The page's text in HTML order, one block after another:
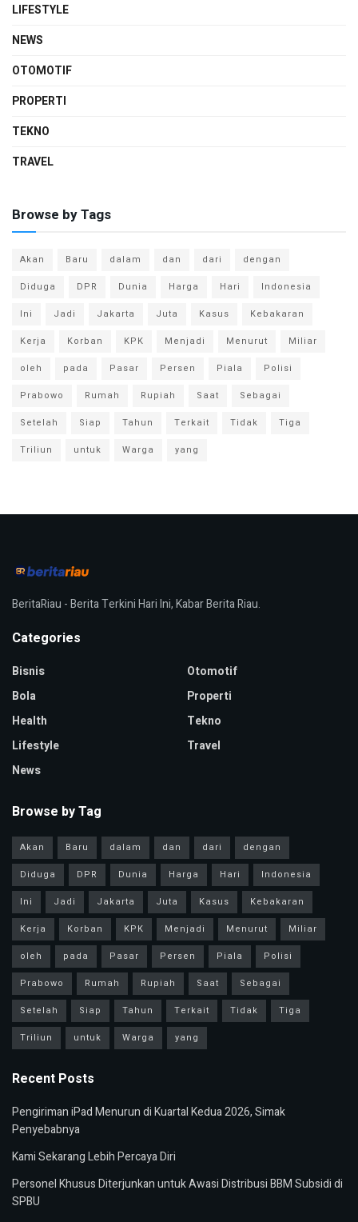
LIFESTYLE
NEWS
OTOMOTIF
PROPERTI
TEKNO
TRAVEL
Browse by Tags
Akan Baru dalam dan dari
dengan
Diduga
DPR Dunia Harga Hari
Indonesia
Ini
Jadi Jakarta Juta Kasus
Kebakaran
Kerja
Korban KPK Menjadi Menurut
Miliar
oleh
pada Pasar Persen Piala
Polisi
Prabowo
Rumah Rupiah Saat
Sebagai
Setelah
Siap Tahun Terkait Tidak
Tiga
Triliun
untuk Warga yang
BeritaRiau - Berita Terkini Hari Ini, Kabar Berita Riau.
Categories
Bisnis
Bola
Health
Lifestyle
News
Otomotif
Properti
Tekno
Travel
Browse by Tag
Akan Baru dalam dan dari
dengan
Diduga
DPR Dunia Harga Hari
Indonesia
Ini
Jadi Jakarta Juta Kasus
Kebakaran
Kerja
Korban KPK Menjadi Menurut
Miliar
oleh
pada Pasar Persen Piala
Polisi
Prabowo
Rumah Rupiah Saat
Sebagai
Setelah
Siap Tahun Terkait Tidak
Tiga
Triliun
untuk Warga yang
Recent Posts
Pengiriman iPad Menurun di Kuartal Kedua 2026, Simak
Penyebabnya
Kami Sekarang Lebih Percaya Diri
Personel Khusus Diterjunkan untuk Awasi Distribusi BBM Subsidi di
SPBU